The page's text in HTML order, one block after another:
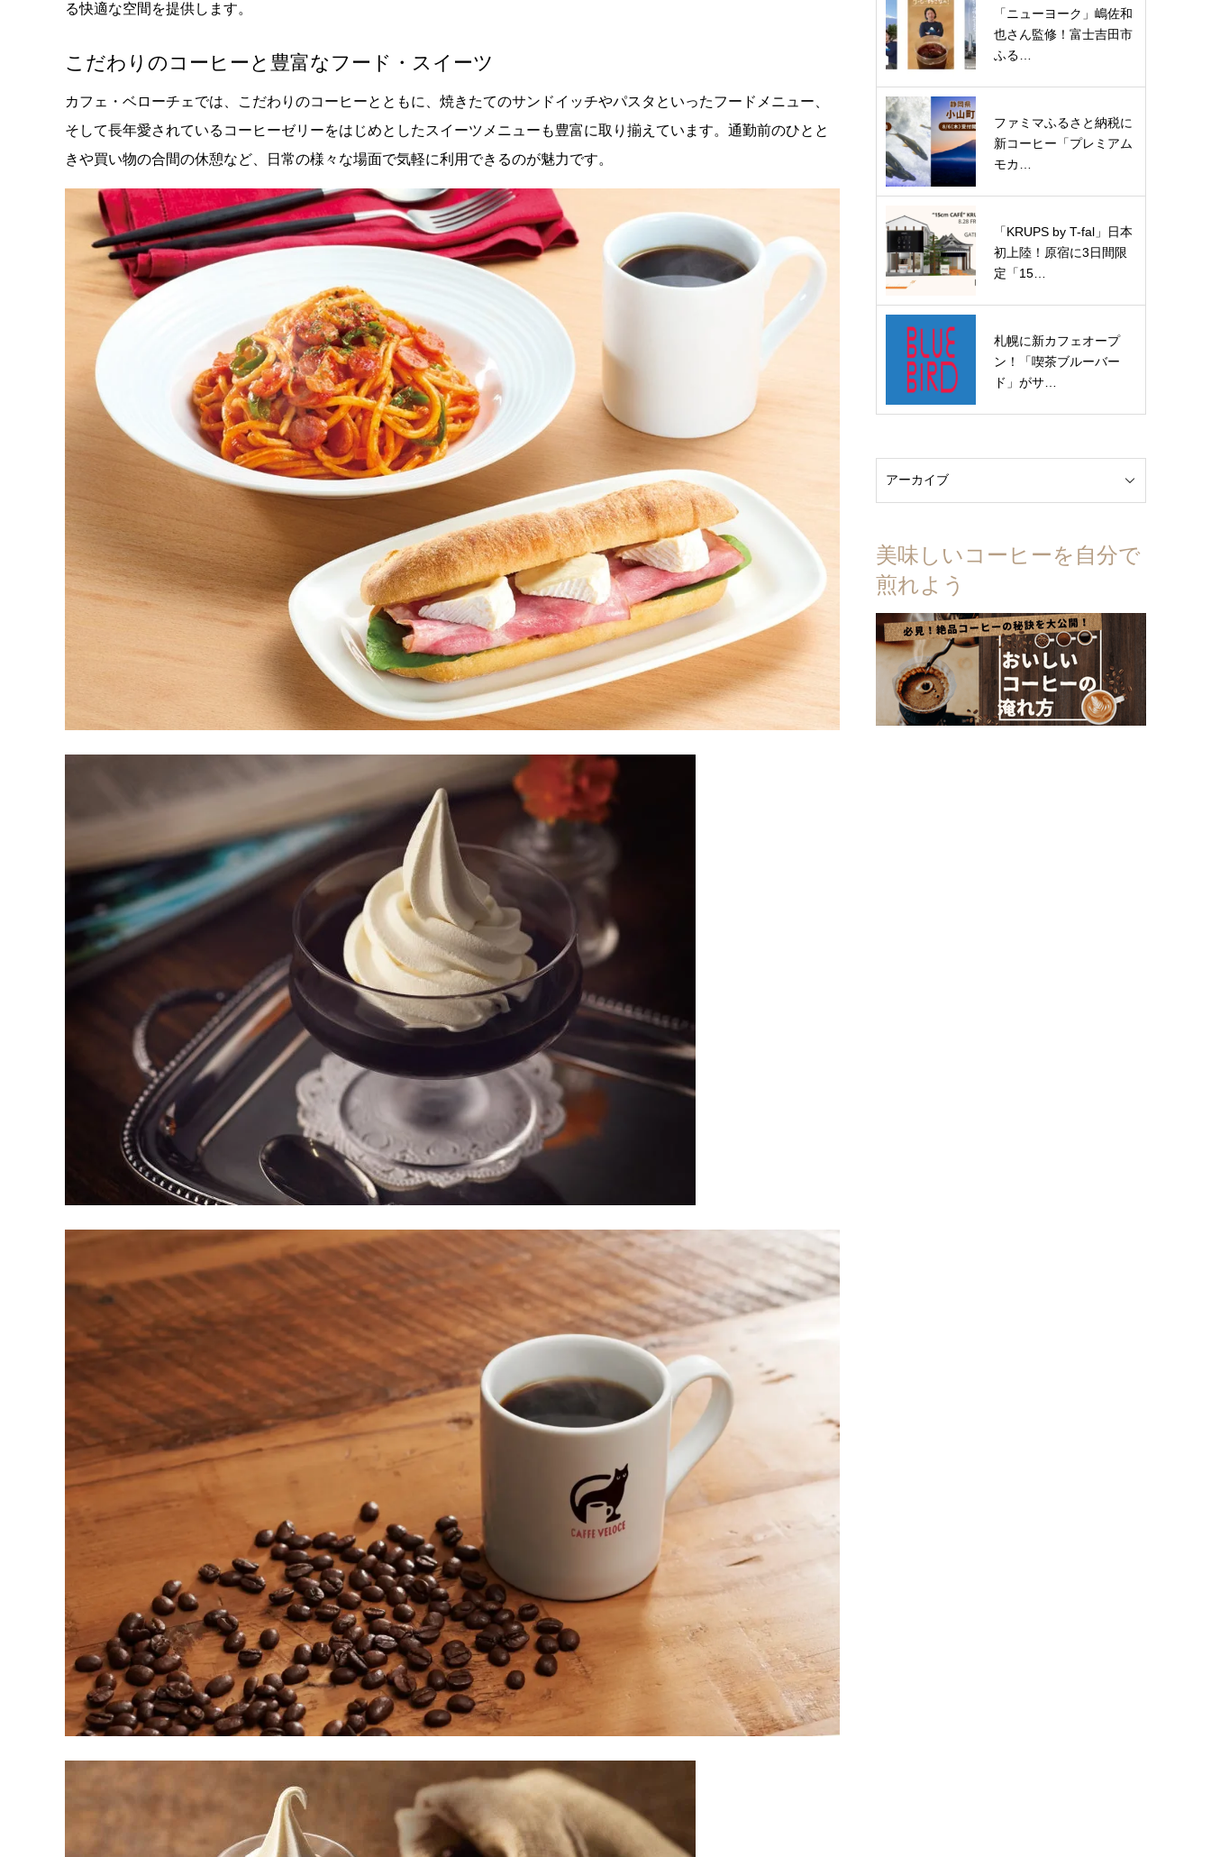
る快適な空間を提供します。
こだわりのコーヒーと豊富なフード・スイーツ
カフェ・ベローチェでは、こだわりのコーヒーとともに、焼きたてのサンドイッチやパスタといったフードメニュー、
そして長年愛されているコーヒーゼリーをはじめとしたスイーツメニューも豊富に取り揃えています。通勤前のひとと
きや買い物の合間の休憩など、日常の様々な場面で気軽に利用できるのが魅力です。
「ニューヨーク」嶋佐和
也さん監修！富士吉田市
ふる…
ファミマふるさと納税に
新コーヒー「プレミアム
モカ…
「KRUPS by T-fal」日本
初上陸！原宿に3日間限
定「15…
札幌に新カフェオープ
ン！「喫茶ブルーバー
ド」がサ…
美味しいコーヒーを自分で
煎れよう